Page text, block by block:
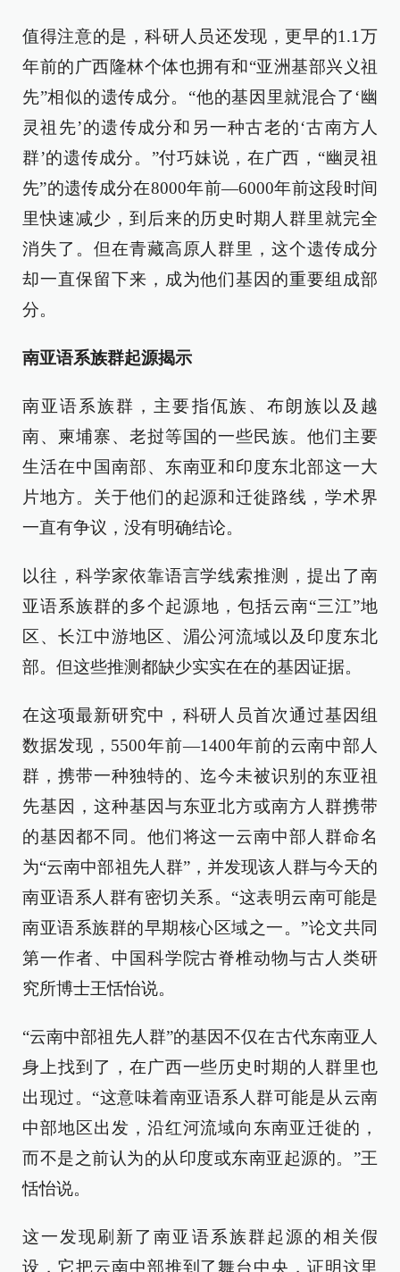
值得注意的是，科研人员还发现，更早的1.1万
年前的广西隆林个体也拥有和“亚洲基部兴义祖
先”相似的遗传成分。“他的基因里就混合了‘幽
灵祖先’的遗传成分和另一种古老的‘古南方人
群’的遗传成分。”付巧妹说，在广西，“幽灵祖
先”的遗传成分在8000年前—6000年前这段时间
里快速减少，到后来的历史时期人群里就完全
消失了。但在青藏高原人群里，这个遗传成分
却一直保留下来，成为他们基因的重要组成部
分。
南亚语系族群起源揭示
南亚语系族群，主要指佤族、布朗族以及越
南、柬埔寨、老挝等国的一些民族。他们主要
生活在中国南部、东南亚和印度东北部这一大
片地方。关于他们的起源和迁徙路线，学术界
一直有争议，没有明确结论。
以往，科学家依靠语言学线索推测，提出了南
亚语系族群的多个起源地，包括云南“三江”地
区、长江中游地区、湄公河流域以及印度东北
部。但这些推测都缺少实实在在的基因证据。
在这项最新研究中，科研人员首次通过基因组
数据发现，5500年前—1400年前的云南中部人
群，携带一种独特的、迄今未被识别的东亚祖
先基因，这种基因与东亚北方或南方人群携带
的基因都不同。他们将这一云南中部人群命名
为“云南中部祖先人群”，并发现该人群与今天的
南亚语系人群有密切关系。“这表明云南可能是
南亚语系族群的早期核心区域之一。”论文共同
第一作者、中国科学院古脊椎动物与古人类研
究所博士王恬怡说。
“云南中部祖先人群”的基因不仅在古代东南亚人
身上找到了，在广西一些历史时期的人群里也
出现过。“这意味着南亚语系人群可能是从云南
中部地区出发，沿红河流域向东南亚迁徙的，
而不是之前认为的从印度或东南亚起源的。”王
恬怡说。
这一发现刷新了南亚语系族群起源的相关假
设，它把云南中部推到了舞台中央，证明这里